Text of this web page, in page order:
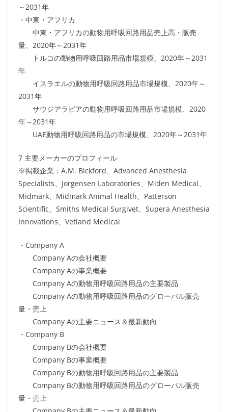
～2031年
・中東・アフリカ
中東・アフリカの動物用呼吸回路用品売上高・販売
量、2020年～2031年
トルコの動物用呼吸回路用品市場規模、2020年～2031
年
イスラエルの動物用呼吸回路用品市場規模、2020年～
2031年
サウジアラビアの動物用呼吸回路用品市場規模、2020
年～2031年
UAE動物用呼吸回路用品の市場規模、2020年～2031年
7 主要メーカーのプロフィール
※掲載企業：A.M. Bickford、Advanced Anesthesia
Specialists、Jorgensen Laboratories、Miden Medical、
Midmark、Midmark Animal Health、Patterson
Scientific、Smiths Medical Surgivet、Supera Anesthesia
Innovations、Vetland Medical
・Company A
Company Aの会社概要
Company Aの事業概要
Company Aの動物用呼吸回路用品の主要製品
Company Aの動物用呼吸回路用品のグローバル販売
量・売上
Company Aの主要ニュース＆最新動向
・Company B
Company Bの会社概要
Company Bの事業概要
Company Bの動物用呼吸回路用品の主要製品
Company Bの動物用呼吸回路用品のグローバル販売
量・売上